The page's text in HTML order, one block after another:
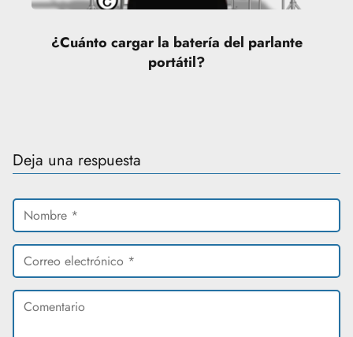
¿Cuánto cargar la batería del parlante
portátil?
Deja una respuesta